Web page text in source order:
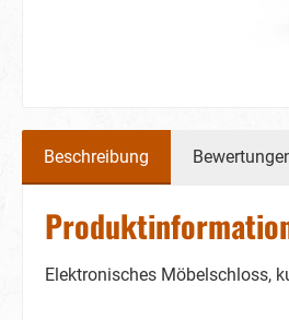
Beschreibung
Elektronisches Möbelschloss,